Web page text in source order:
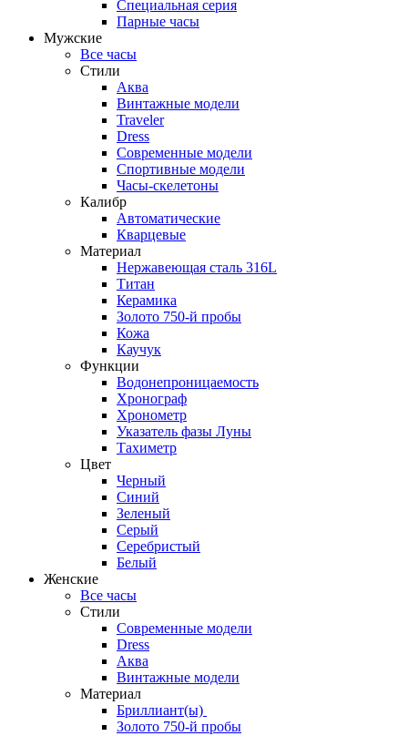
Специальная серия
Парные часы
Мужские
Все часы
Стили
Аква
Винтажные модели
Traveler
Dress
Современные модели
Спортивные модели
Часы-скелетоны
Калибр
Автоматические
Кварцевые
Материал
Нержавеющая сталь 316L
Титан
Керамика
Золото 750-й пробы
Кожа
Каучук
Функции
Водонепроницаемость
Хронограф
Хронометр
Указатель фазы Луны
Тахиметр
Цвет
Черный
Синий
Зеленый
Серый
Серебристый
Белый
Женские
Все часы
Стили
Современные модели
Dress
Аква
Винтажные модели
Материал
Бриллиант(ы)
Золото 750-й пробы